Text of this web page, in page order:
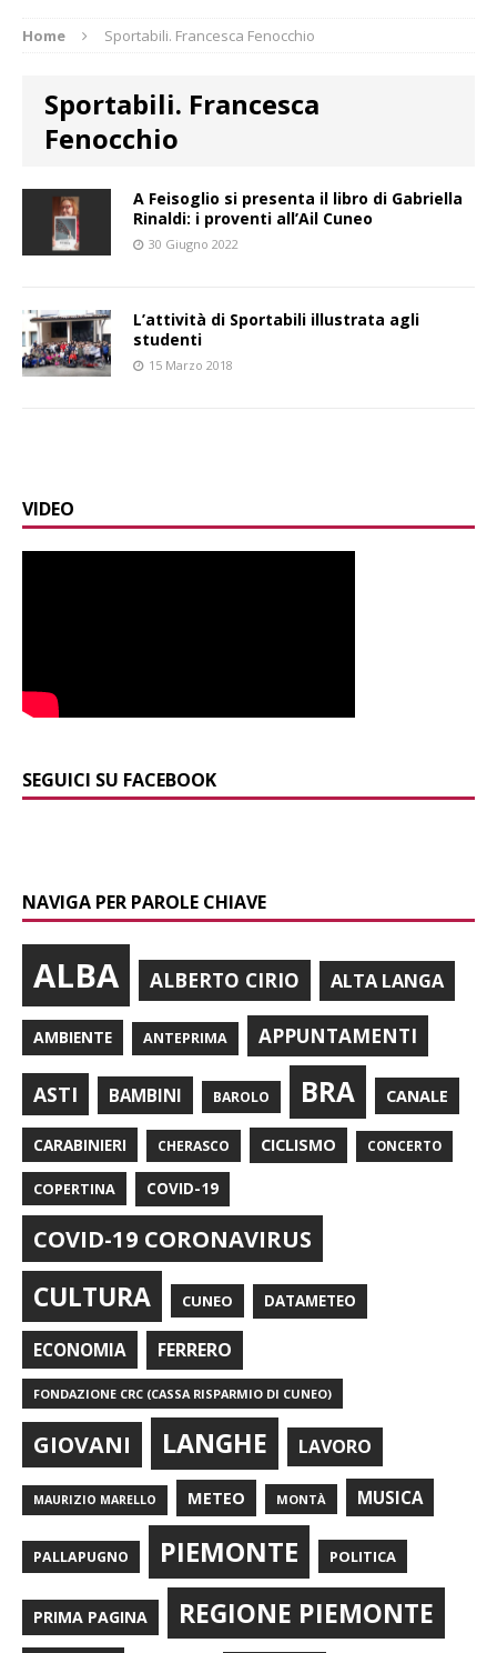
Home Sportabili. Francesca Fenocchio
Sportabili. Francesca
Fenocchio
A Feisoglio si presenta il libro di Gabriella
Rinaldi: i proventi all’Ail Cuneo
30 Giugno 2022
L’attività di Sportabili illustrata agli
studenti
15 Marzo 2018
VIDEO
SEGUICI SU FACEBOOK
NAVIGA PER PAROLE CHIAVE
ALBA ALBERTO CIRIO ALTA LANGA
AMBIENTE ANTEPRIMA APPUNTAMENTI
ASTI BAMBINI BAROLO BRA CANALE
CARABINIERI CHERASCO CICLISMO CONCERTO
COPERTINA COVID-19
COVID-19 CORONAVIRUS
CULTURA CUNEO DATAMETEO
ECONOMIA FERRERO
FONDAZIONE CRC (CASSA RISPARMIO DI CUNEO)
GIOVANI LANGHE LAVORO
MAURIZIO MARELLO METEO MONTÀ MUSICA
PALLAPUGNO PIEMONTE POLITICA
PRIMA PAGINA REGIONE PIEMONTE